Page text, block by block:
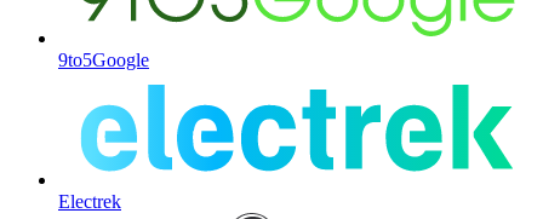
9to5Google
Electrek